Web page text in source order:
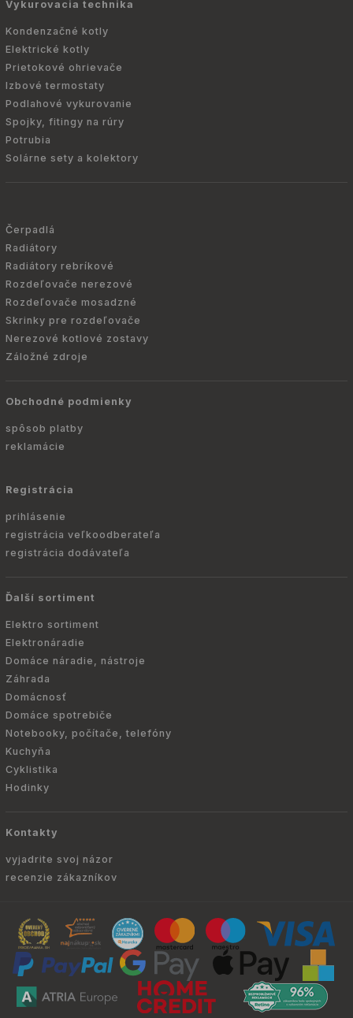
Vykurovacia technika
Kondenzačné kotly
Elektrické kotly
Prietokové ohrievače
Izbové termostaty
Podlahové vykurovanie
Spojky, fitingy na rúry
Potrubia
Solárne sety a kolektory
Čerpadlá
Radiátory
Radiátory rebríkové
Rozdeľovače nerezové
Rozdeľovače mosadzné
Skrinky pre rozdeľovače
Nerezové kotlové zostavy
Záložné zdroje
Obchodné podmienky
spôsob platby
reklamácie
Registrácia
prihlásenie
registrácia veľkoodberateľa
registrácia dodávateľa
Ďalší sortiment
Elektro sortiment
Elektronáradie
Domáce náradie, nástroje
Záhrada
Domácnosť
Domáce spotrebiče
Notebooky, počítače, telefóny
Kuchyňa
Cyklistika
Hodinky
Kontakty
vyjadrite svoj názor
recenzie zákazníkov